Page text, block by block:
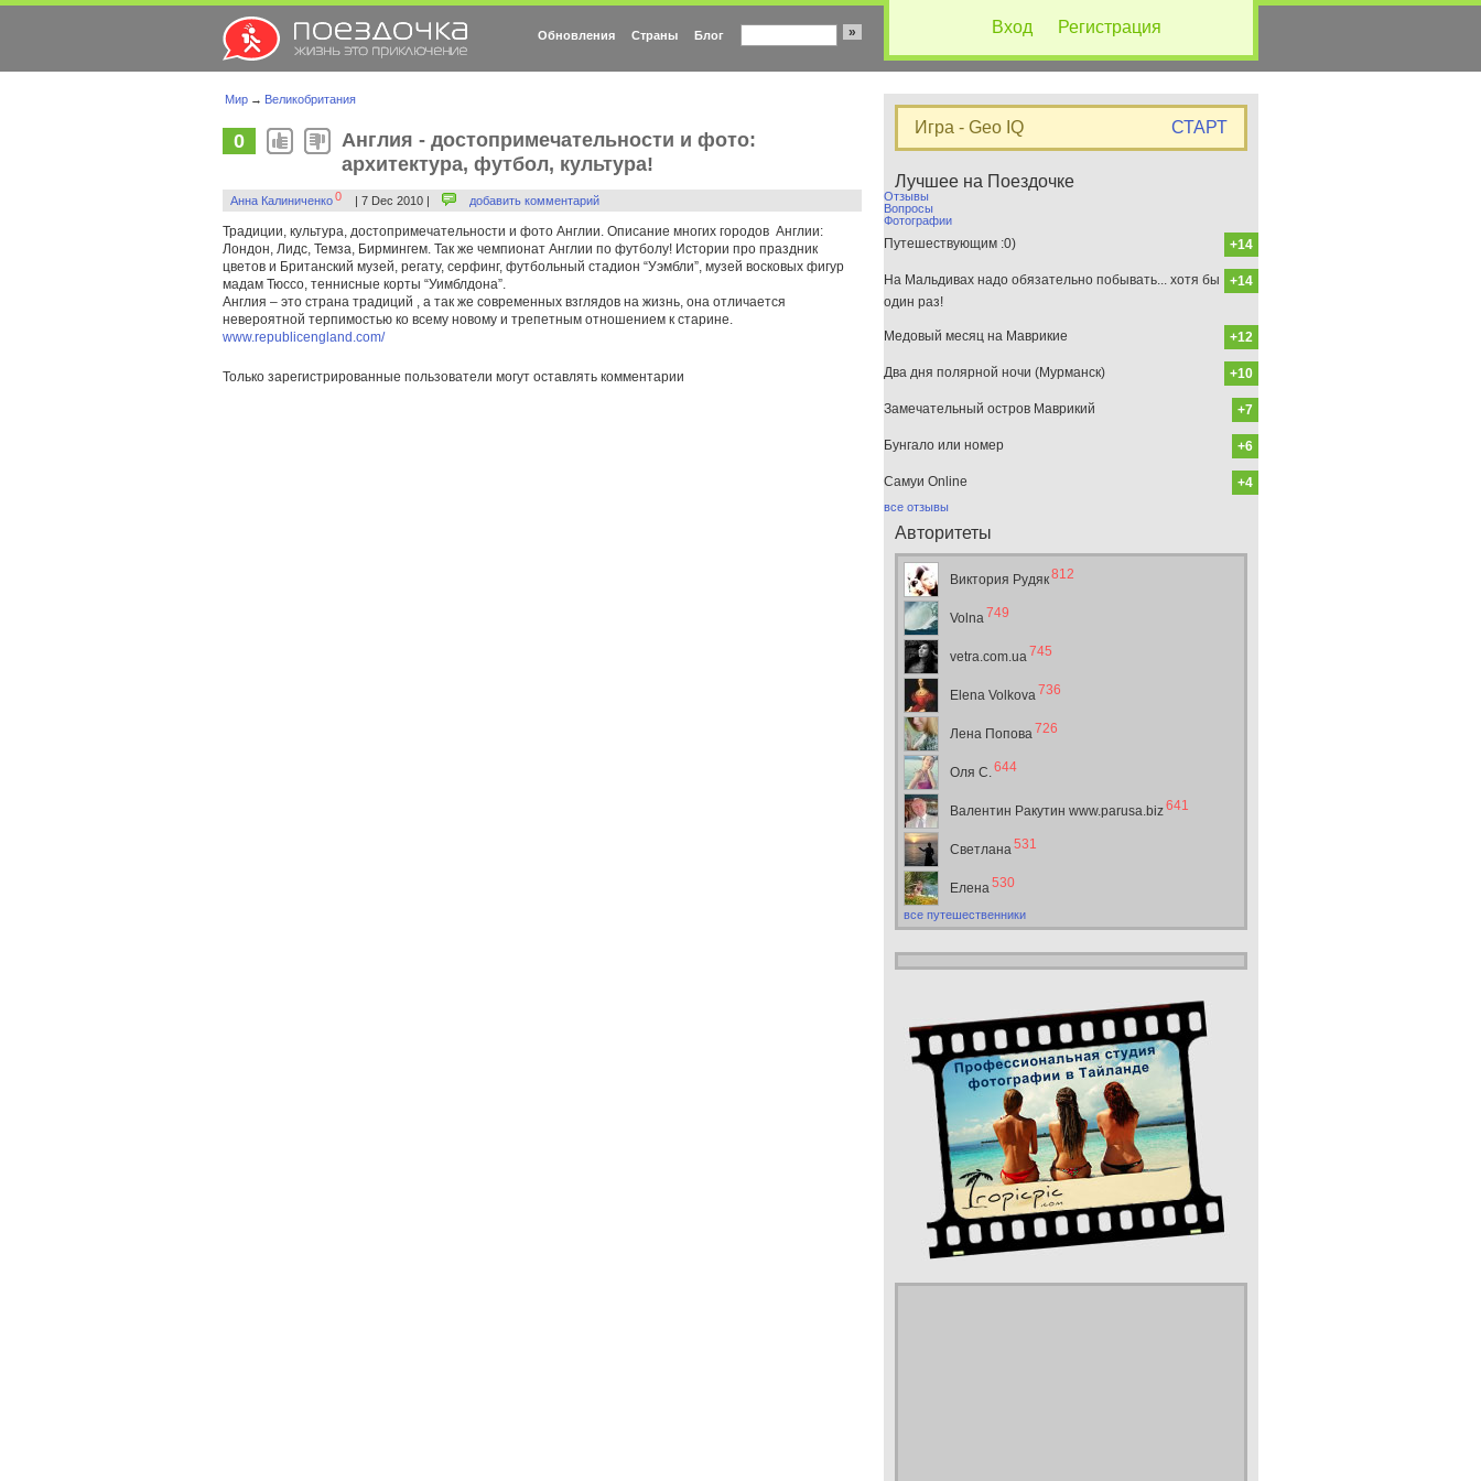
Вход Регистрация
Обновления Страны Блог »
Мир → Великобритания
0
Англия - достопримечательности и фото:
архитектура, футбол, культура!
Анна Калиниченко0 | 7 Dec 2010 | добавить комментарий
Традиции, культура, достопримечательности и фото Англии. Описание многих городов Англии:
Лондон, Лидс, Темза, Бирмингем. Так же чемпионат Англии по футболу! Истории про праздник
цветов и Британский музей, регату, серфинг, футбольный стадион “Уэмбли”, музей восковых фигур
мадам Тюссо, теннисные корты “Уимблдона”.
Англия – это страна традиций , а так же современных взглядов на жизнь, она отличается
невероятной терпимостью ко всему новому и трепетным отношением к старине.
www.republicengland.com/
Только зарегистрированные пользователи могут оставлять комментарии
Игра - Geo IQ СТАРТ
Лучшее на Поездочке
Отзывы
Вопросы
Фотографии
+14
Путешествующим :0)
+14
На Мальдивах надо обязательно побывать... хотя бы
один раз!
+12
Медовый месяц на Маврикие
+10
Два дня полярной ночи (Мурманск)
+7
Замечательный остров Маврикий
+6
Бунгало или номер
+4
Самуи Online
все отзывы
Авторитеты
Виктория Рудяк812
Volna749
vetra.com.ua745
Elena Volkova736
Лена Попова726
Оля С.644
Валентин Ракутин www.parusa.biz641
Светлана531
Елена530
все путешественники